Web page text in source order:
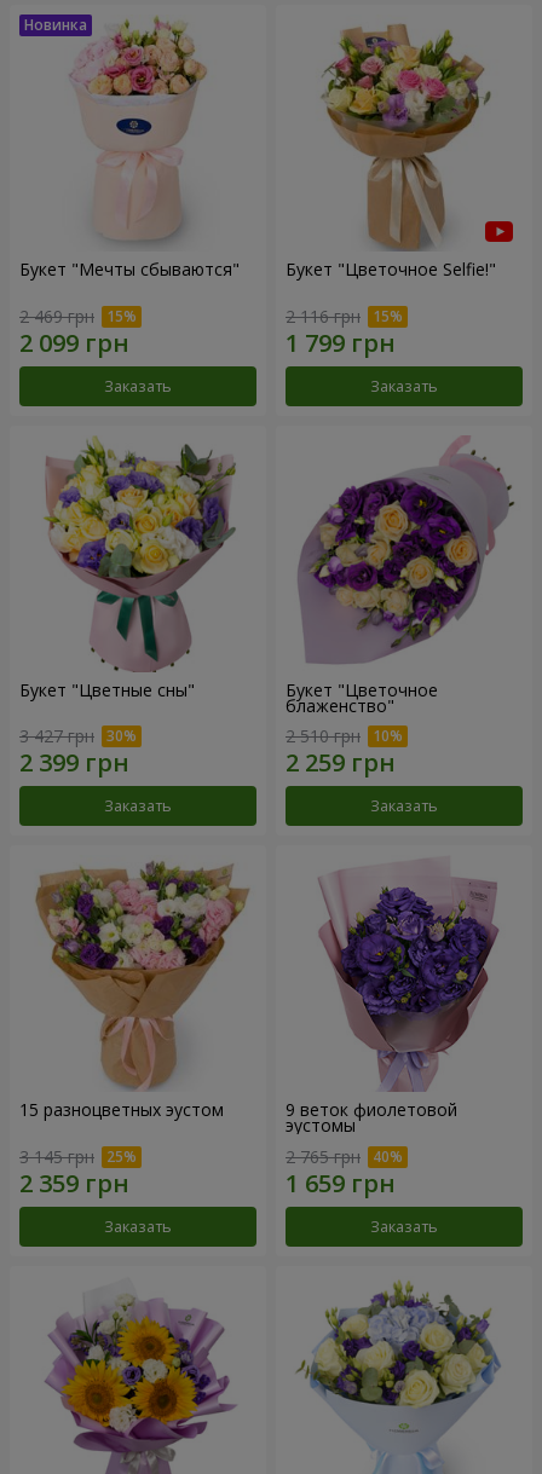
Букет "Мечты сбываются"
2 469 грн
Заказать
Букет "Цветочное Selfie!"
2 116 грн
Заказать
Букет "Цветные сны"
3 427 грн
Заказать
Букет "Цветочное
блаженство"
2 510 грн
Заказать
15 разноцветных эустом
3 145 грн
Заказать
9 веток фиолетовой
эустомы
2 765 грн
Заказать